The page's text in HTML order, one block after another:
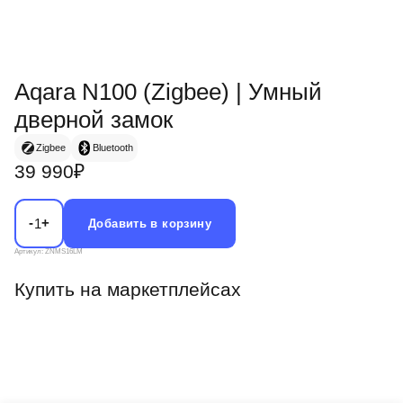
Aqara N100 (Zigbee) | Умный
дверной замок
Zigbee Bluetooth
39 990₽
-1+ Добавить в корзину
Артикул: ZNMS16LM
Купить на маркетплейсах